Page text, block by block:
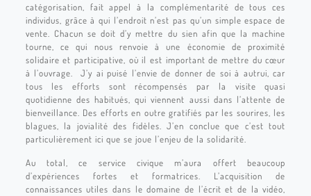
catégorisation, fait appel à la complémentarité de tous ces
individus, grâce à qui l’endroit n’est pas qu’un simple espace de
vente. Chacun se doit d’y mettre du sien afin que la machine
tourne, ce qui nous renvoie à une économie de proximité
solidaire et participative, où il est important de mettre du cœur
à l’ouvrage. J’y ai puisé l’envie de donner de soi à autrui, car
tous les efforts sont récompensés par la visite quasi
quotidienne des habitués, qui viennent aussi dans l’attente de
bienveillance. Des efforts en outre gratifiés par les sourires, les
blagues, la jovialité des fidèles. J’en conclue que c’est tout
particulièrement ici que se joue l’enjeu de la solidarité.
Au total, ce service civique m’aura offert beaucoup
d’expériences fortes et formatrices. L’acquisition de
connaissances utiles dans le domaine de l’écrit et de la vidéo,